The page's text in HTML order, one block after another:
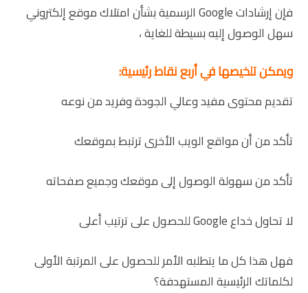
فإن إرشادات Google الرسمية بشأن امتلاك موقع إلكتروني
سهل الوصول إليه بسيطة للغاية ،
ويمكن تلخيصها في أربع نقاط رئيسية:
تقديم محتوى مفيد وعالي الجودة وفريد ​​من نوعه
تأكد من أن مواقع الويب الأخرى ترتبط بموقعك
تأكد من سهولة الوصول إلى موقعك وجميع صفحاته
لا تحاول خداع Google للحصول على ترتيب أعلى
فهل هذا كل ما يتطلبه الأمر للحصول على المرتبة الأولى
لكلماتك الرئيسية المستهدفة؟